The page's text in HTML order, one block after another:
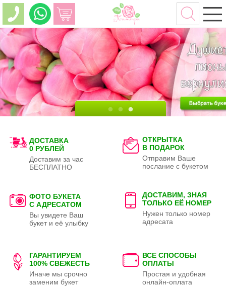
ДОСТАВКА
0 РУБЛЕЙ
Доставим за час
БЕСПЛАТНО
ОТКРЫТКА
В ПОДАРОК
Отправим Ваше
послание с букетом
ФОТО БУКЕТА
С АДРЕСАТОМ
Вы увидете Ваш
букет и её улыбку
ДОСТАВИМ, ЗНАЯ
ТОЛЬКО ЕЁ НОМЕР
Нужен только номер
адресата
ГАРАНТИРУЕМ
100% СВЕЖЕСТЬ
Иначе мы срочно
заменим букет
ВСЕ СПОСОБЫ
ОПЛАТЫ
Простая и удобная
онлайн-оплата